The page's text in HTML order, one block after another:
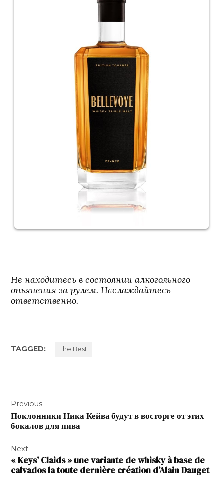
Не находитесь в состоянии алкогольного
опьянения за рулем. Наслаждайтесь
ответственно.
TAGGED: The Best
de
l’article
Previous
Поклонники Ника Кейва будут в восторге от этих
бокалов для пива
Next
« Keys’ Claids » une variante de whisky à base de
calvados la toute dernière création d’Alain Dauget